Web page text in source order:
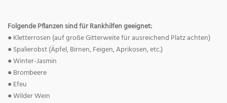
Folgende Pflanzen sind für Rankhilfen geeignet:
● Kletterrosen (auf große Gitterweite für ausreichend Platz achten)
● Spalierobst (Äpfel, Birnen, Feigen, Aprikosen, etc.)
● Winter-Jasmin
● Brombeere
● Efeu
● Wilder Wein